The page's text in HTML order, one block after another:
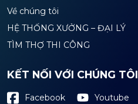
Về chúng tôi
HỆ THỐNG XƯỞNG – ĐẠI LÝ
TÌM THỢ THI CÔNG
KẾT NỐI VỚI CHÚNG TÔI
Facebook Youtube